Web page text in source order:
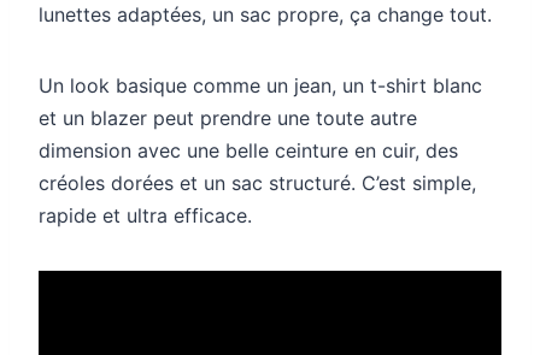
lunettes adaptées, un sac propre, ça change tout.
Un look basique comme un jean, un t-shirt blanc
et un blazer peut prendre une toute autre
dimension avec une belle ceinture en cuir, des
créoles dorées et un sac structuré. C’est simple,
rapide et ultra efficace.